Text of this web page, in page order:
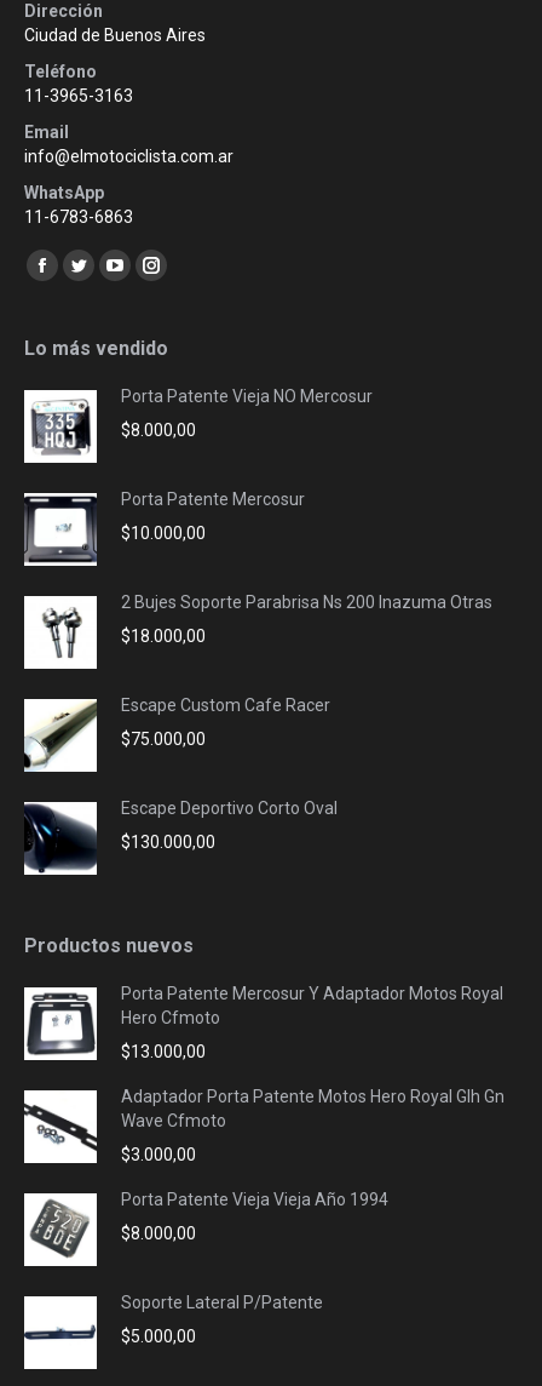
Dirección
Ciudad de Buenos Aires
Teléfono
11-3965-3163
Email
info@elmotociclista.com.ar
WhatsApp
11-6783-6863
Encuéntranos en:
Facebook
opens
new
window
Twitter
opens
new
window
YouTube
opens
new
window
Instagram
opens
new
window
Lo más vendido
Porta Patente Vieja NO Mercosur
$8.000,00
Porta Patente Mercosur
$10.000,00
2 Bujes Soporte Parabrisa Ns 200 Inazuma Otras
$18.000,00
Escape Custom Cafe Racer
$75.000,00
Escape Deportivo Corto Oval
$130.000,00
Productos nuevos
Porta Patente Mercosur Y Adaptador Motos Royal
Hero Cfmoto
$13.000,00
Adaptador Porta Patente Motos Hero Royal Glh Gn
Wave Cfmoto
$3.000,00
Porta Patente Vieja Vieja Año 1994
$8.000,00
Soporte Lateral P/Patente
$5.000,00